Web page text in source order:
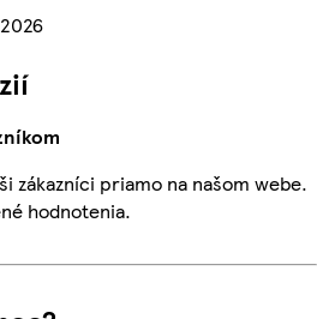
zákazníci priamo na našom webe.
hodnotenia.